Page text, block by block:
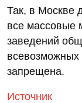
Так, в Москве
все массовые
заведений
всевозможных
запрещена.
Источник